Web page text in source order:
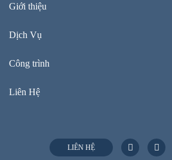
Giới thiệu
Dịch Vụ
Công trình
Liên Hệ
LIÊN HỆ